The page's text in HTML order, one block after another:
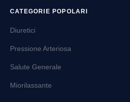
CATEGORIE POPOLARI
Diuretici
Pressione Arteriosa
Salute Generale
Miorilassante